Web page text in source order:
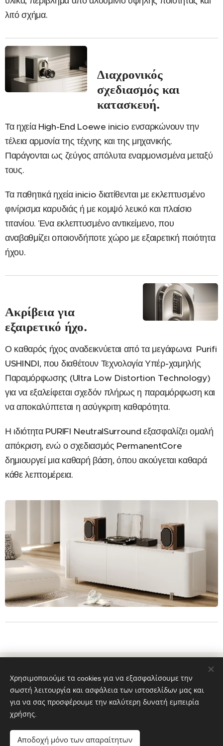
λιτό σχήμα.
Διαχρονικός
σχεδιασμός και
κατασκευή.
Τα ηχεία High-End Loewe inicio ενσαρκώνουν την
τέλεια αρμονία της τέχνης και της μηχανικής.
Παράγονται ως ζεύγος απόλυτα εναρμονισμένα μεταξύ
τους.
Τα παθητικά ηχεία inicio διατίθενται με εκλεπτυσμένο
φινίρισμα καρυδιάς ή με κομψό λευκό και πλαίσιο
τιτανίου. Ένα εκλεπτυσμένο αντικείμενο, που
αναβαθμίζει οποιονδήποτε χώρο με εξαιρετική ποιότητα
ήχου.
Ακρίβεια για
εξαιρετικό ήχο.
Ο καθαρός ήχος αναδεικνύεται από τα μεγάφωνα Purifi
USHINDI, που διαθέτουν Τεχνολογία Υπέρ-χαμηλής
Παραμόρφωσης (Ultra Low Distortion Technology)
για να εξαλείφεται σχεδόν πλήρως η παραμόρφωση και
να αποκαλύπτεται η ασύγκριτη καθαρότητα.
Η ιδιότητα PURIFI NeutralSurround εξασφαλίζει ομαλή
απόκριση, ενώ ο σχεδιασμός PermanentCore
δημιουργεί μια καθαρή βάση, όπου ακούγεται καθαρά
κάθε λεπτομέρεια.
Όροι και Προϋποθέσεις |Πολιτική απορρήτου
www.loewe-gallery-thessaloniki.gr
Cookies
Ελληνικά
English
Χρησιμοποιούμε τα cookies για να εξασφαλίσουμε την
σωστή λειτουργία και ασφάλεια των ιστοσελίδων μας και
για να σας προσφέρουμε την καλύτερη δυνατή εμπειρία
χρήσης.
Αποδοχή μόνο των απαραίτητων